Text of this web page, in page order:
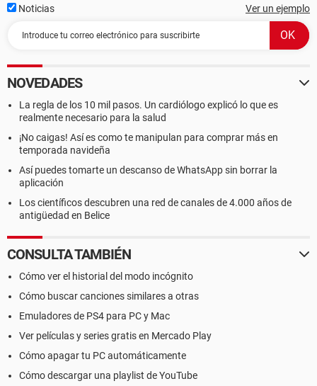
Noticias Ver un ejemplo
NOVEDADES
La regla de los 10 mil pasos. Un cardiólogo explicó lo que es
realmente necesario para la salud
¡No caigas! Así es como te manipulan para comprar más en
temporada navideña
Así puedes tomarte un descanso de WhatsApp sin borrar la
aplicación
Los científicos descubren una red de canales de 4.000 años de
antigüedad en Belice
CONSULTA TAMBIÉN
Cómo ver el historial del modo incógnito
Cómo buscar canciones similares a otras
Emuladores de PS4 para PC y Mac
Ver películas y series gratis en Mercado Play
Cómo apagar tu PC automáticamente
Cómo descargar una playlist de YouTube